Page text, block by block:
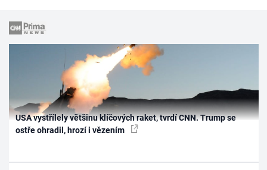
USA vystřílely většinu klíčových raket, tvrdí CNN. Trump se
ostře ohradil, hrozí i vězením